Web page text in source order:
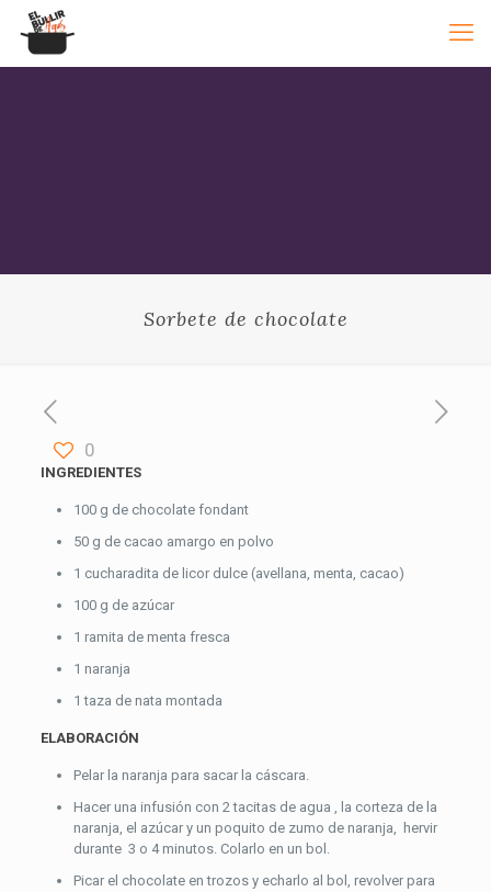
Sorbete de chocolate
0
INGREDIENTES
100 g de chocolate fondant
50 g de cacao amargo en polvo
1 cucharadita de licor dulce (avellana, menta, cacao)
100 g de azúcar
1 ramita de menta fresca
1 naranja
1 taza de nata montada
ELABORACIÓN
Pelar la naranja para sacar la cáscara.
Hacer una infusión con 2 tacitas de agua , la corteza de la
naranja, el azúcar y un poquito de zumo de naranja, hervir
durante 3 o 4 minutos. Colarlo en un bol.
Picar el chocolate en trozos y echarlo al bol, revolver para